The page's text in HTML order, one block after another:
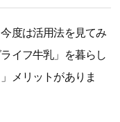
度は活用法を見てみ
イフ牛乳」を暮らし
メリットがありま